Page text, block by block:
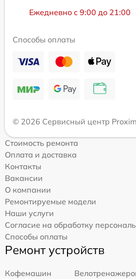
Ежедневно с 9:00 до 21:00
Способы оплаты
© 2026 Сервисный центр
Стоимость ремонта
Оплата и доставка
Контакты
Вакансии
О компании
Ремонтируемые модели
Наши услуги
Согласие на обработку
Способы оплаты
Ремонт устройств
Кофемашин